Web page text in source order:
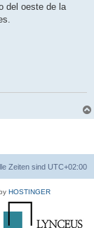
del oeste de la
Zeiten sind UTC+02:00
HOSTINGER